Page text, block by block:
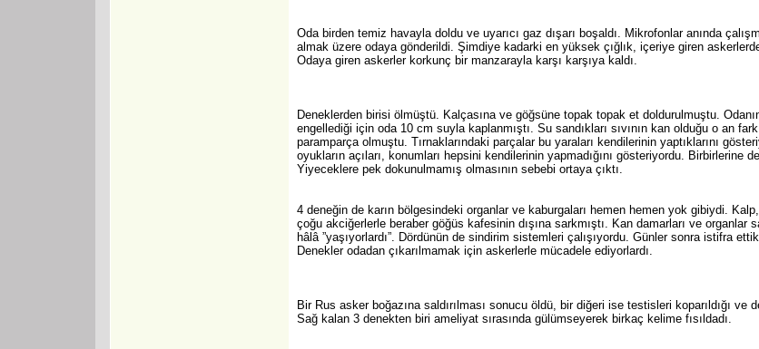
Oda birden temiz havayla doldu ve uyarıcı gaz dışarı boşaldı. Mikrofonlar anında
almak üzere odaya gönderildi. Şimdiye kadarki en yüksek çığlık, içeriye giren
Odaya giren askerler korkunç bir manzarayla karşı karşıya kaldı.
Deneklerden birisi ölmüştü. Kalçasına ve göğsüne topak topak et doldurulmuştu.
engellediği için oda 10 cm suyla kaplanmıştı. Su sandıkları sıvının kan olduğu o an
paramparça olmuştu. Tırnaklarındaki parçalar bu yaraları kendilerinin yaptıklarını
oyukların açıları, konumları hepsini kendilerinin yapmadığını gösteriyordu. Birbirlerine de
Yiyeceklere pek dokunulmamış olmasının sebebi ortaya çıktı.
4 deneğin de karın bölgesindeki organlar ve kaburgaları hemen hemen yok gibiydi.
çoğu akciğerlerle beraber göğüs kafesinin dışına sarkmıştı. Kan damarları ve organlar
hâlâ ”yaşıyorlardı”. Dördünün de sindirim sistemleri çalışıyordu. Günler sonra istifra
Denekler odadan çıkarılmamak için askerlerle mücadele ediyorlardı.
Bir Rus asker boğazına saldırılması sonucu öldü, bir diğeri ise testisleri koparıldığı ve
Sağ kalan 3 denekten biri ameliyat sırasında gülümseyerek birkaç kelime fısıldadı.